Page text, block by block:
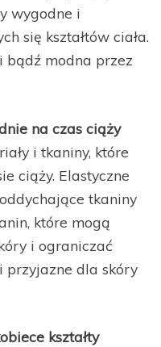
wygodne i
się kształtów ciała.
bądź modna przez
na czas ciąży
i tkaniny, które
ciąży. Elastyczne
tkaniny
które mogą
i ograniczać
przyjazne dla skóry
kształty